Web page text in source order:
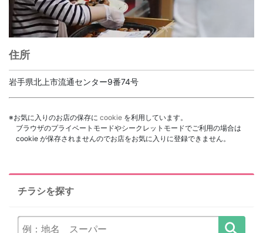
住所
岩手県北上市流通センター9番74号
※お気に入りのお店の保存に cookie を利用しています。
ブラウザのプライベートモードやシークレットモードでご利用の場合は
cookie が保存されませんのでお店をお気に入りに登録できません。
チラシを探す